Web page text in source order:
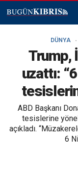
DÜNYA
Trump,
uzattı:
ABD Başkanı
tesislerine
açıkladı.
6